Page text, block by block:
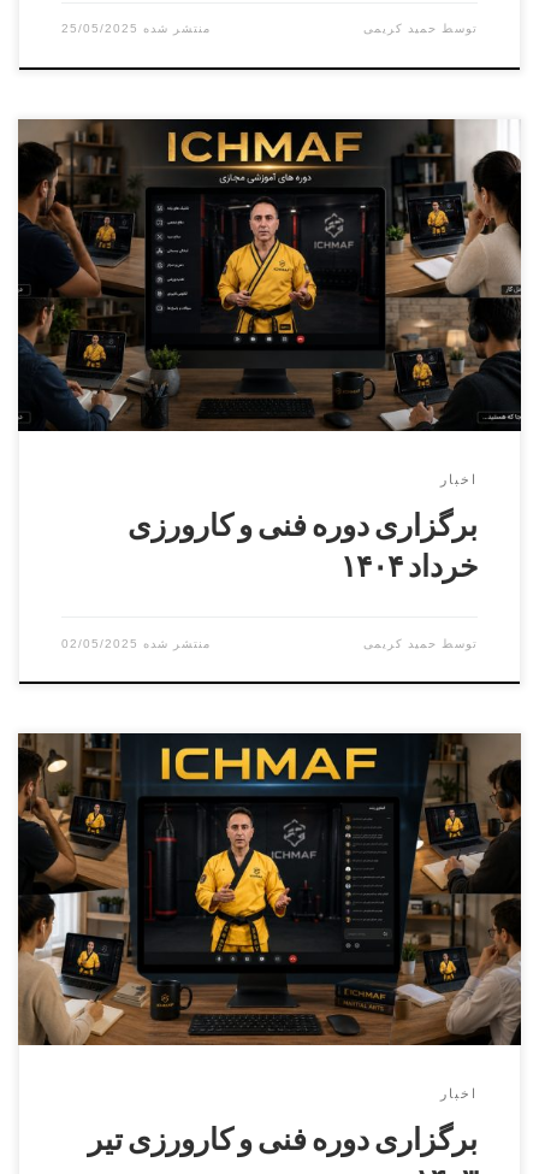
توسط حمید کریمی 25/05/2025
دوره کارورزی ( مربیگری عملی ) درجه ۳ الی درجه ۱
بخش آقایان مدرس : اکبر حیدریممتحن : مرتضی فرنادمسئول
برگزاری : شاهرخ عظیمیتاریخ برگزاری : ۲ خرداد ۱۴۰۴
بخش بانوان مدرس و ممتحن : آزیتا موسویمسئول برگزاری : هانیه
مطلبیتاریخ برگزاری : ۱ خرداد ۱۴۰۴ برگزاری دوره فنی کمربند
مشکی دان ۱ الی […]
اخبار
برگزاری دوره فنی و کارورزی
خرداد ۱۴۰۴
توسط حمید کریمی 02/05/2025
دوره کارورزی ( مربیگری عملی ) درجه ۳ الی درجه ۱تاریخ
برگزاری دوره : ۱۴۰۳/۴/۲۹ بخش آقایان مدرس دوره استاد اکبر
حیدری مسئول برگزاری دوره استاد حمید کریمی ۰۹۳۲۹۰۰۰۱۷۵
بخش بانوان مدرس دوره سرکار خانم استاد شهرکی مسئول
برگزاری دوره سرکار خانم افسانه محمدی۰۹۳۶۲۰۹۴۳۴۴
برگزاری دوره فنی کمربند مشکی دان […]
اخبار
برگزاری دوره فنی و کارورزی تیر